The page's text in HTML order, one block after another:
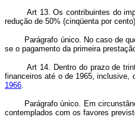
Art 13. Os contribuintes do
redução de 50% (cinqüenta por
Parágrafo único. No caso de que
se o pagamento da primeira
Art 14. Dentro do prazo de trinta
financeiros até o de 1965, inclusive,
1966.
Parágrafo único. Em
contemplados com os favores